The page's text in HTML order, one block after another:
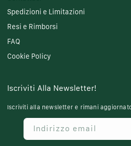
Spedizioni e Limitazioni
Resi e Rimborsi
FAQ
Cookie Policy
Iscriviti Alla Newsletter!
Iscriviti alla newsletter e rimani
Indirizzo email